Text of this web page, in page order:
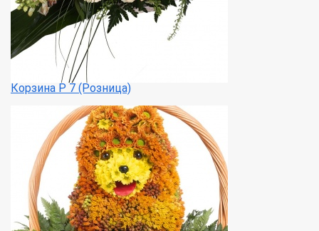
Корзина Р 7 (Розница)